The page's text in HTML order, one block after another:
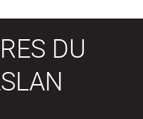
DU